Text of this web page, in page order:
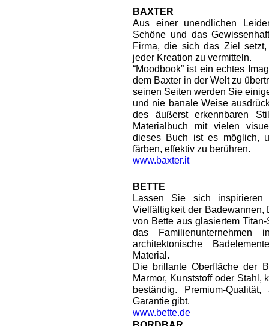
BAXTER
Aus einer unendlichen
Schöne und das
Firma, die sich das Ziel
jeder Kreation zu vermitteln.
“Moodbook” ist ein echtes
dem Baxter in der Welt zu
seinen Seiten werden Sie
und nie banale Weise
des äußerst erkennbaren
Materialbuch mit vielen
dieses Buch ist es möglich,
färben, effektiv zu berühren.
www.baxter.it
BETTE
Lassen Sie sich
Vielfältigkeit der Badewannen,
von Bette aus glasiertem
das Familienunternehmen
architektonische
Material.
Die brillante Oberfläche der
Marmor, Kunststoff oder Stahl,
beständig. Premium-
Garantie gibt.
www.bette.de